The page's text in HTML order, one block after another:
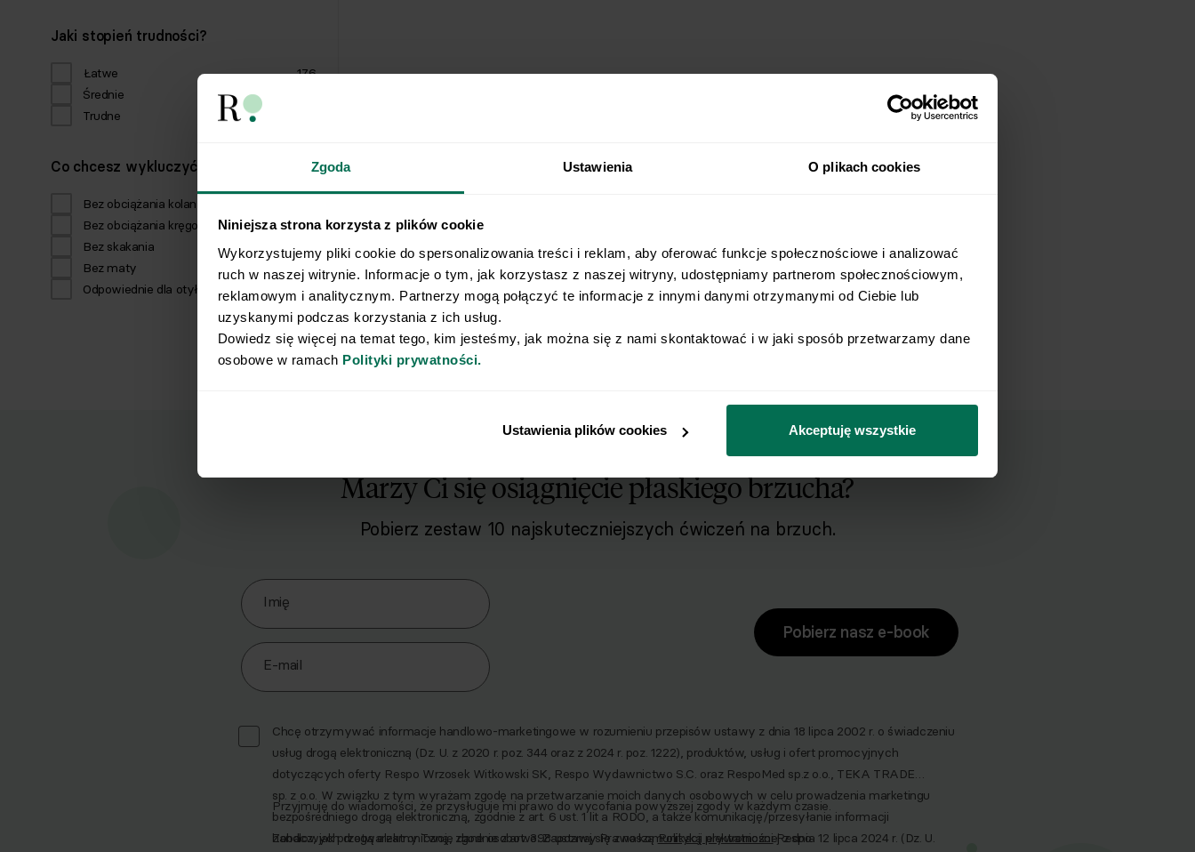
Zgoda Ustawienia O plikach cookies
Niniejsza strona korzysta z plików cookie
Wykorzystujemy pliki cookie do spersonalizowania treści i reklam, aby oferować funkcje społecznościowe i analizować
ruch w naszej witrynie. Informacje o tym, jak korzystasz z naszej witryny, udostępniamy partnerom społecznościowym,
reklamowym i analitycznym. Partnerzy mogą połączyć te informacje z innymi danymi otrzymanymi od Ciebie lub
uzyskanymi podczas korzystania z ich usług.
Dowiedz się więcej na temat tego, kim jesteśmy, jak można się z nami skontaktować i w jaki sposób przetwarzamy dane
osobowe w ramach Polityki prywatności.
Ustawienia plików cookies Akceptuję wszystkie
Jaki stopień trudności?
Łatwe
176
Średnie
Trudne
Co chcesz wykluczyć z ćwiczeń?
Bez obciążania kolan
Bez obciążania kręgosłupa
303
Bez skakania
Bez maty
360
Odpowiednie dla otyłych
319
Marzy Ci się osiągnięcie płaskiego brzucha?
Pobierz zestaw 10 najskuteczniejszych ćwiczeń na brzuch.
Zapisz się do Newslettera
Imię
E-mail
Pobierz nasz e-book
Chcę otrzymywać informacje handlowo-marketingowe w rozumieniu przepisów ustawy z dnia 18 lipca 2002 r. o świadczeniu
usług drogą elektroniczną (Dz. U. z 2020 r. poz. 344 oraz z 2024 r. poz. 1222), produktów, usług i ofert promocyjnych
dotyczących oferty Respo Wrzosek Witkowski SK, Respo Wydawnictwo S.C. oraz RespoMed sp.z o.o., TEKA TRADE
sp. z o.o. W związku z tym wyrażam zgodę na przetwarzanie moich danych osobowych w celu prowadzenia marketingu
bezpośredniego drogą elektroniczną, zgodnie z art. 6 ust. 1 lit a RODO, a także komunikację/przesyłanie informacji
handlowych drogą elektroniczną, zgodnie z art. 398 ustawy Prawo komunikacji elektronicznej z dnia 12 lipca 2024 r. (Dz. U.
Przyjmuję do wiadomości, że przysługuje mi prawo do wycofania powyższej zgody w każdym czasie.
Zobacz, jak przetwarzamy Twoje dane osobowe. Zapoznaj się z nasząPolityką prywatnościRespo